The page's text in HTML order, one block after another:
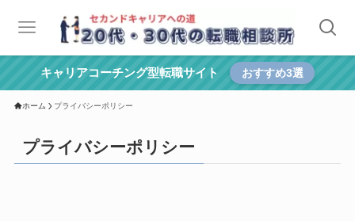
キャリアコーチング型転職サイト おすすめ3選
ホーム プライバシーポリシー
プライバシーポリシー